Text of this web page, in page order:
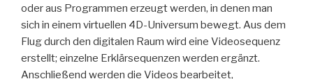
oder aus Programmen erzeugt werden, in denen man
sich in einem virtuellen 4D-Universum bewegt. Aus dem
Flug durch den digitalen Raum wird eine Videosequenz
erstellt; einzelne Erklärsequenzen werden ergänzt.
Anschließend werden die Videos bearbeitet,